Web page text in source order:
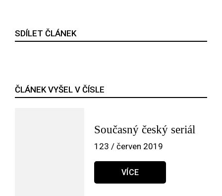
SDÍLET ČLÁNEK
ČLÁNEK VYŠEL V ČÍSLE
Současný český seriál
123 / červen 2019
VÍCE